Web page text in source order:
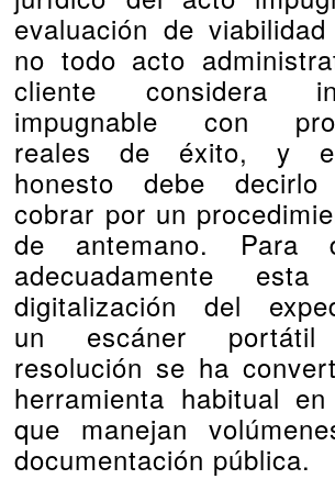
evaluación de
no todo acto
cliente considera
impugnable con
reales de éxito, y
honesto debe
cobrar por un
de antemano. Para
adecuadamente
digitalización del
un escáner
resolución se ha
herramienta habitual
que manejan
documentación pública.